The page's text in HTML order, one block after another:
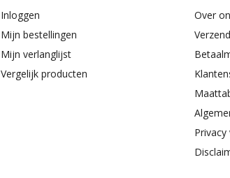
Inloggen
Mijn bestellingen
Mijn verlanglijst
Vergelijk producten
Over